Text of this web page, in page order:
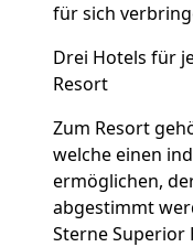
für sich
Drei Hotels für
Resort
Zum Resort
welche einen
ermöglichen,
abgestimmt
Sterne Superior